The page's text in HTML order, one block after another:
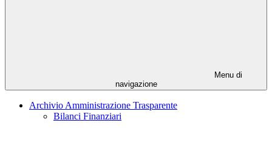
Menu di
navigazione
Archivio Amministrazione Trasparente
Bilanci Finanziari